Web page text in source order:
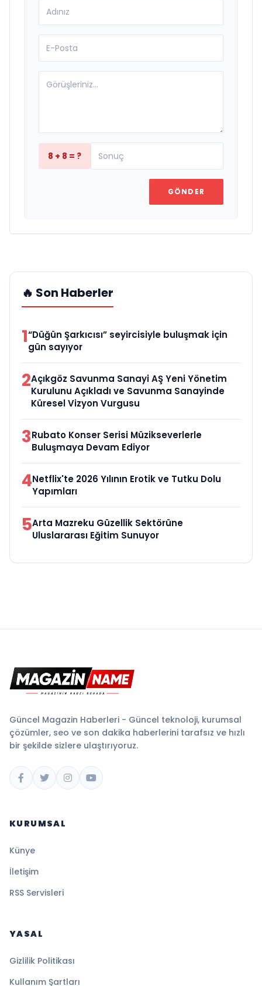
8 + 8 = ?
GÖNDER
🔥 Son Haberler
1“Düğün Şarkıcısı” seyircisiyle buluşmak için
gün sayıyor
2Açıkgöz Savunma Sanayi AŞ Yeni Yönetim
Kurulunu Açıkladı ve Savunma Sanayinde
Küresel Vizyon Vurgusu
3Rubato Konser Serisi Müzikseverlerle
Buluşmaya Devam Ediyor
4Netflix'te 2026 Yılının Erotik ve Tutku Dolu
Yapımları
5Arta Mazreku Güzellik Sektörüne
Uluslararası Eğitim Sunuyor
Güncel Magazin Haberleri - Güncel teknoloji, kurumsal
çözümler, seo ve son dakika haberlerini tarafsız ve hızlı
bir şekilde sizlere ulaştırıyoruz.
KURUMSAL
Künye
İletişim
RSS Servisleri
YASAL
Gizlilik Politikası
Kullanım Şartları